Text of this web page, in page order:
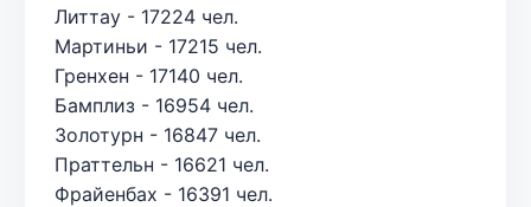
Литтау - 17224 чел.
Мартиньи - 17215 чел.
Гренхен - 17140 чел.
Бамплиз - 16954 чел.
Золотурн - 16847 чел.
Праттельн - 16621 чел.
Фрайенбах - 16391 чел.